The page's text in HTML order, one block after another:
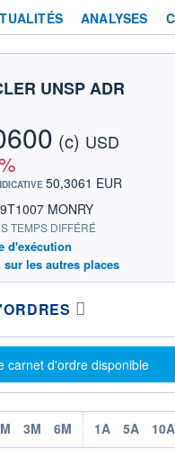
ANALYSES
UNSP ADR
(c) USD
50,3061 EUR
MONRY
TEMPS DIFFÉRÉ
d'exécution
sur les autres places
d'information
carnet d'ordre disponible
3M 6M 1A 5A 10A